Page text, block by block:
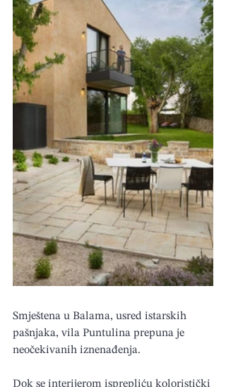
Smještena u Balama, usred istarskih
pašnjaka, vila Puntulina prepuna je
neočekivanih iznenađenja.
Dok se interijerom isprepliću koloristički